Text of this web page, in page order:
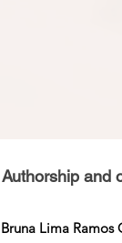
Authorship and
Bruna Lima Ramos